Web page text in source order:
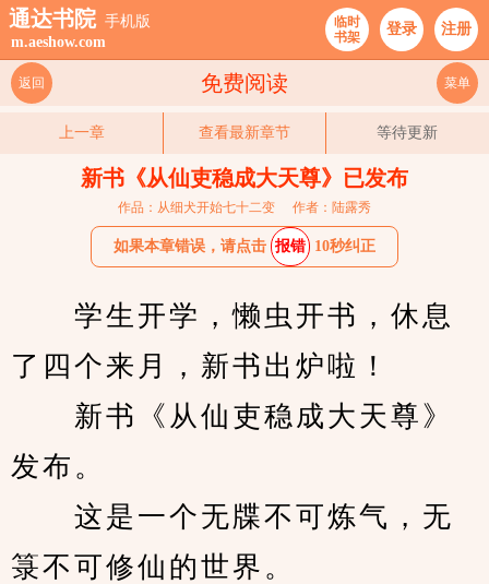
通达书院 手机版
m.aeshow.com
临时
书架
登录 注册
免费阅读
返回 菜单
上一章 查看最新章节 等待更新
新书《从仙吏稳成大天尊》已发布
作品：从细犬开始七十二变 作者：陆露秀
如果本章错误，请点击 报错 10秒纠正
学生开学，懒虫开书，休息
了四个来月，新书出炉啦！
新书《从仙吏稳成大天尊》
发布。
这是一个无牒不可炼气，无
箓不可修仙的世界。